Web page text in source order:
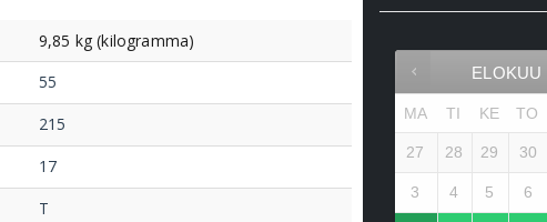
9,85 kg (kilogramma)
55
215
17
T
ELOKUU
MA TI KE TO
27 28 29 30
3 4 5 6